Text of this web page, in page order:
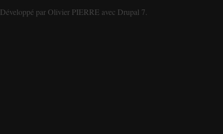
Développé par Olivier PIERRE avec Drupal 7